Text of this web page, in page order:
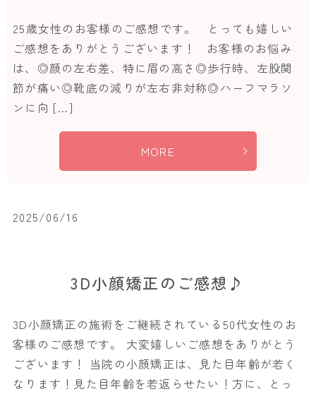
25歳女性のお客様のご感想です。 とっても嬉しい
ご感想をありがとうございます！ お客様のお悩み
は、◎顔の左右差、特に眉の高さ◎歩行時、左股関
節が痛い◎靴底の減りが左右非対称◎ハーフマラソ
ンに向 […]
MORE
2025/06/16
3D小顔矯正のご感想♪
3D小顔矯正の施術をご継続されている50代女性のお
客様のご感想です。 大変嬉しいご感想をありがとう
ございます！ 当院の小顔矯正は、見た目年齢が若く
なります！見た目年齢を若返らせたい！方に、とっ